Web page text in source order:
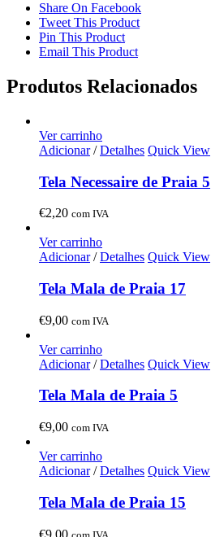
Share On Facebook
Tweet This Product
Pin This Product
Email This Product
Produtos Relacionados
Ver carrinho
Adicionar/ Detalhes Quick View
Tela Necessaire de Praia 5
€2,20 com IVA
Ver carrinho
Adicionar/ Detalhes Quick View
Tela Mala de Praia 17
€9,00 com IVA
Ver carrinho
Adicionar/ Detalhes Quick View
Tela Mala de Praia 5
€9,00 com IVA
Ver carrinho
Adicionar/ Detalhes Quick View
Tela Mala de Praia 15
€9,00